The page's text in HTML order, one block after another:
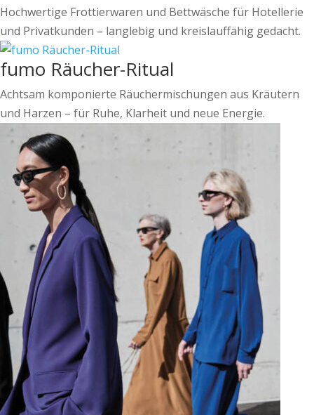
Hochwertige Frottierwaren und Bettwäsche für Hotellerie
und Privatkunden – langlebig und kreislauffähig gedacht.
fumo Räucher-Ritual
Achtsam komponierte Räuchermischungen aus Kräutern
und Harzen – für Ruhe, Klarheit und neue Energie.